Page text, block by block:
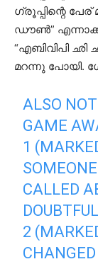
ഗ്രൂപ്പിന്റെ പേര്
ഡൗൺ”
“എബിവിപി ഛി
മറന്നു പോയി.
ALSO
GAME
1
CALLED
2
CHANGED